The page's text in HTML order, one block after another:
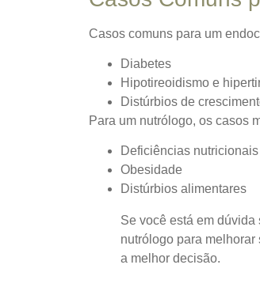
Casos comuns para um
Diabetes
Hipotireoidismo e
Distúrbios de
Para um nutrólogo, os casos
Deficiências nutricionais
Obesidade
Distúrbios alimentares
Se você está em
nutrólogo para
a melhor decisão.